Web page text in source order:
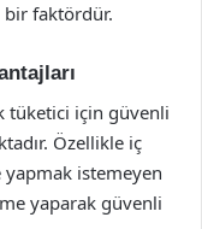
faktördür.
tüketici için güvenli
Özellikle iç
istemeyen
yaparak güvenli